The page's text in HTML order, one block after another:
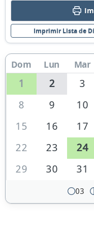
Imprimir Lista de
Dom Lun Mar
1 2 3
8
9 10
15
16 17
22
23 24
29
30 31
03